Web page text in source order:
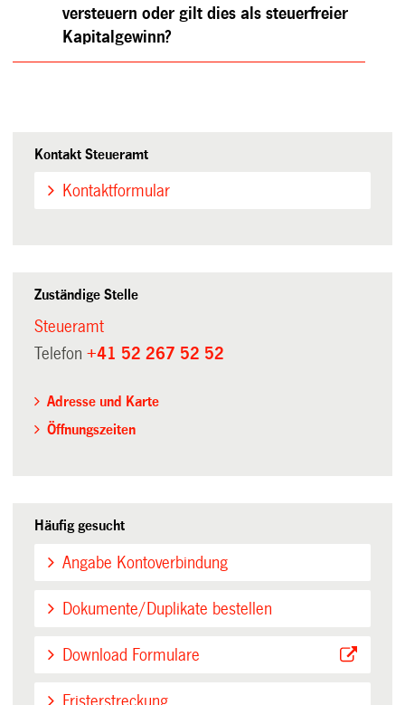
versteuern oder gilt dies als steuerfreier
Kapitalgewinn?
Kontakt Steueramt
Kontaktformular
Zuständige Stelle
Steueramt
Telefon+41 52 267 52 52
Adresse und Karte
Öffnungszeiten
Häufig gesucht
Angabe Kontoverbindung
Dokumente/Duplikate bestellen
Download Formulare
Fristerstreckung